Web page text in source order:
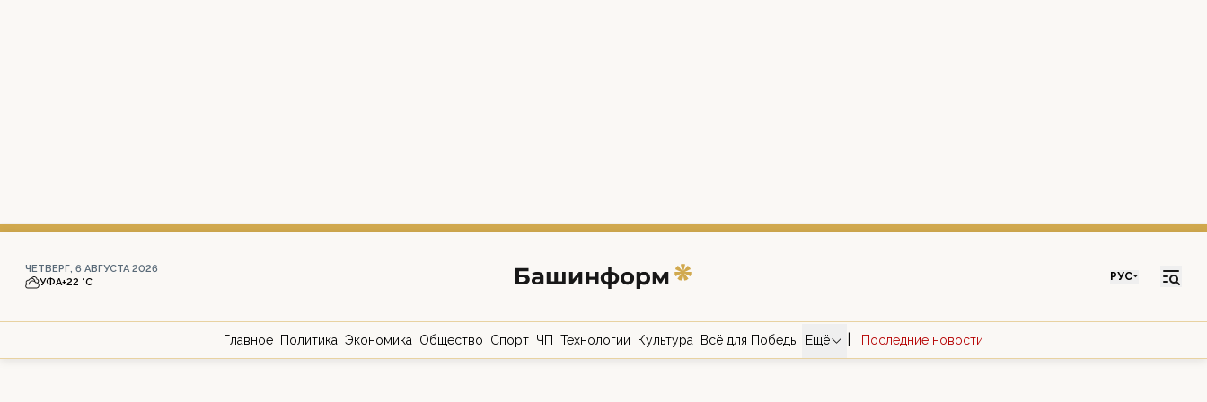
ЧЕТВЕРГ, 6 АВГУСТА 2026
УФА+22 °С РУС
Главное Политика Экономика Общество Спорт ЧП Технологии Культура Всё для Победы Ещё Последние новости